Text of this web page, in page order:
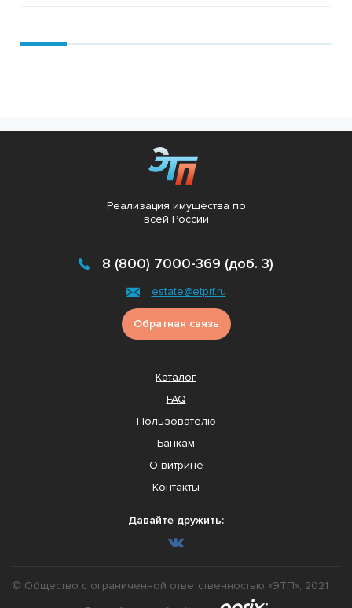
Реализация имущества по
всей России
8 (800) 7000-369 (доб. 3)
estate@etprf.ru
Обратная связь
Каталог
FAQ
Пользователю
Банкам
О витрине
Контакты
Давайте дружить:
© Общество с ограниченной ответственностью «ЭТП», 2021